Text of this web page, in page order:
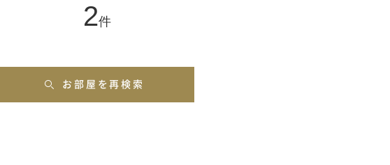
2
お部屋を再検索